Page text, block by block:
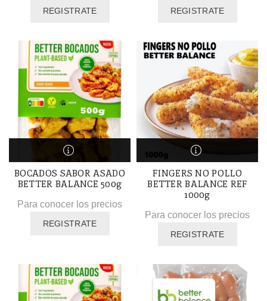
REGISTRATE REGISTRATE
BOCADOS SABOR ASADO
BETTER BALANCE 500g
Para conocer los precios
REGISTRATE
FINGERS NO POLLO
BETTER BALANCE REF
1000g
Para conocer los precios
REGISTRATE